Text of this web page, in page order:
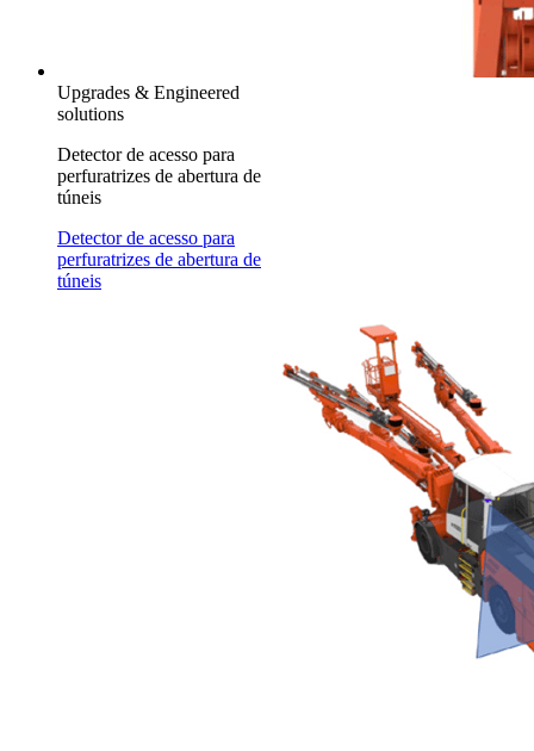
Upgrades & Engineered
solutions
Detector de acesso para
perfuratrizes de abertura de
túneis
Detector de acesso para
perfuratrizes de abertura de
túneis